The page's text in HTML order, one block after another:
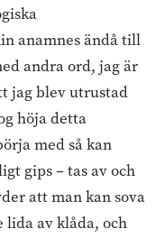
anamnes ändå till
andra ord, jag är
jag blev utrustad
höja detta
med så kan
gips – tas av och
att man kan sova
av klåda, och